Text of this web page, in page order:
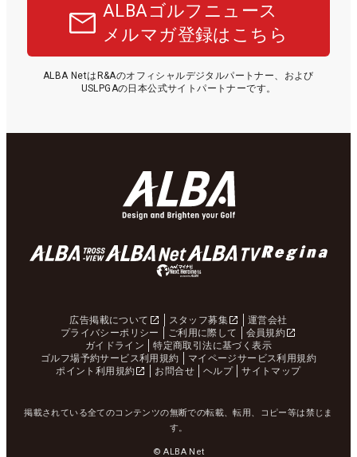
ALBAゴルフニュース
メルマガ登録はこちら
ALBA NetはR&Aのオフィシャルデジタルパートナー、および
USLPGAの日本公式サイトパートナーです。
広告掲載について スタッフ募集
運営会社
プライバシーポリシー
ご利用に際して
会員規約
ガイドライン
特定商取引法に基づく表示
ゴルフ場予約サービス利用規約
マイページサービス利用規約
ポイント利用規約
お問合せ ヘルプ サイトマップ
掲載されている全てのコンテンツの無断での転載、転用、コピー等は禁じま
す。
© ALBA Net